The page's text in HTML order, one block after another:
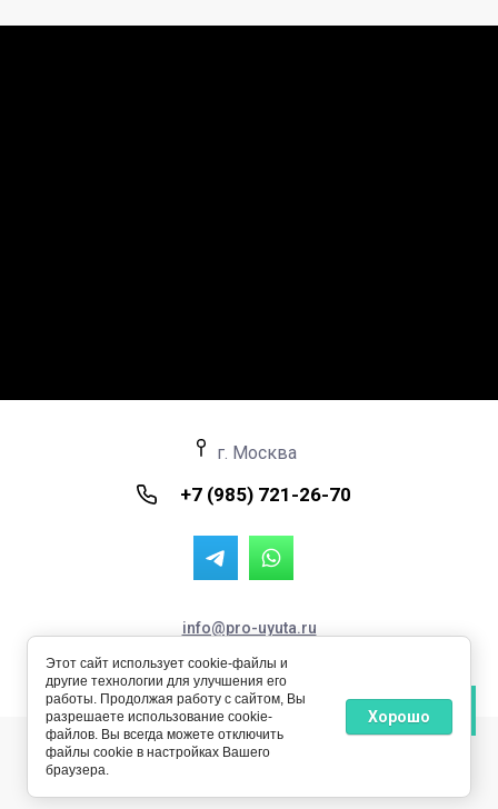
info@pro-uyuta.ru
Пространство Уюта © 2024 - 2026 ИНН: 711504357127
ОРГНИП: 324710000027856
г. Москва
+7 (985) 721-26-70
Этот сайт использует cookie-файлы и
другие технологии для улучшения его
работы. Продолжая работу с сайтом, Вы
разрешаете использование cookie-
файлов. Вы всегда можете отключить
файлы cookie в настройках Вашего
браузера.
Хорошо